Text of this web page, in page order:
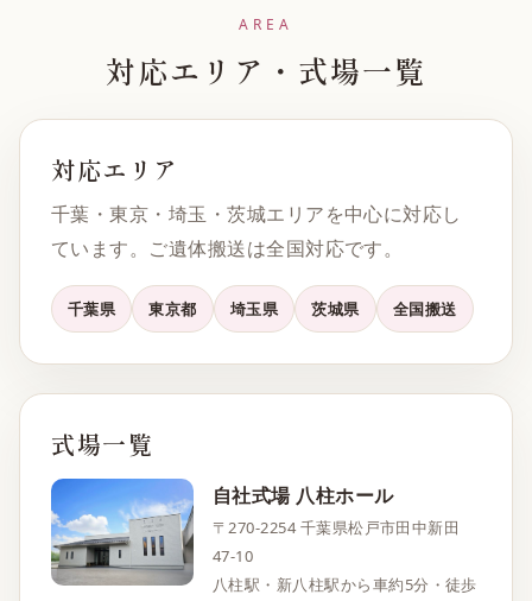
AREA
対応エリア・式場一覧
対応エリア
千葉・東京・埼玉・茨城エリアを中心に対応し
ています。ご遺体搬送は全国対応です。
千葉県 東京都 埼玉県 茨城県 全国搬送
式場一覧
自社式場 八柱ホール
〒270-2254 千葉県松戸市田中新田
47-10
八柱駅・新八柱駅から車約5分・徒歩